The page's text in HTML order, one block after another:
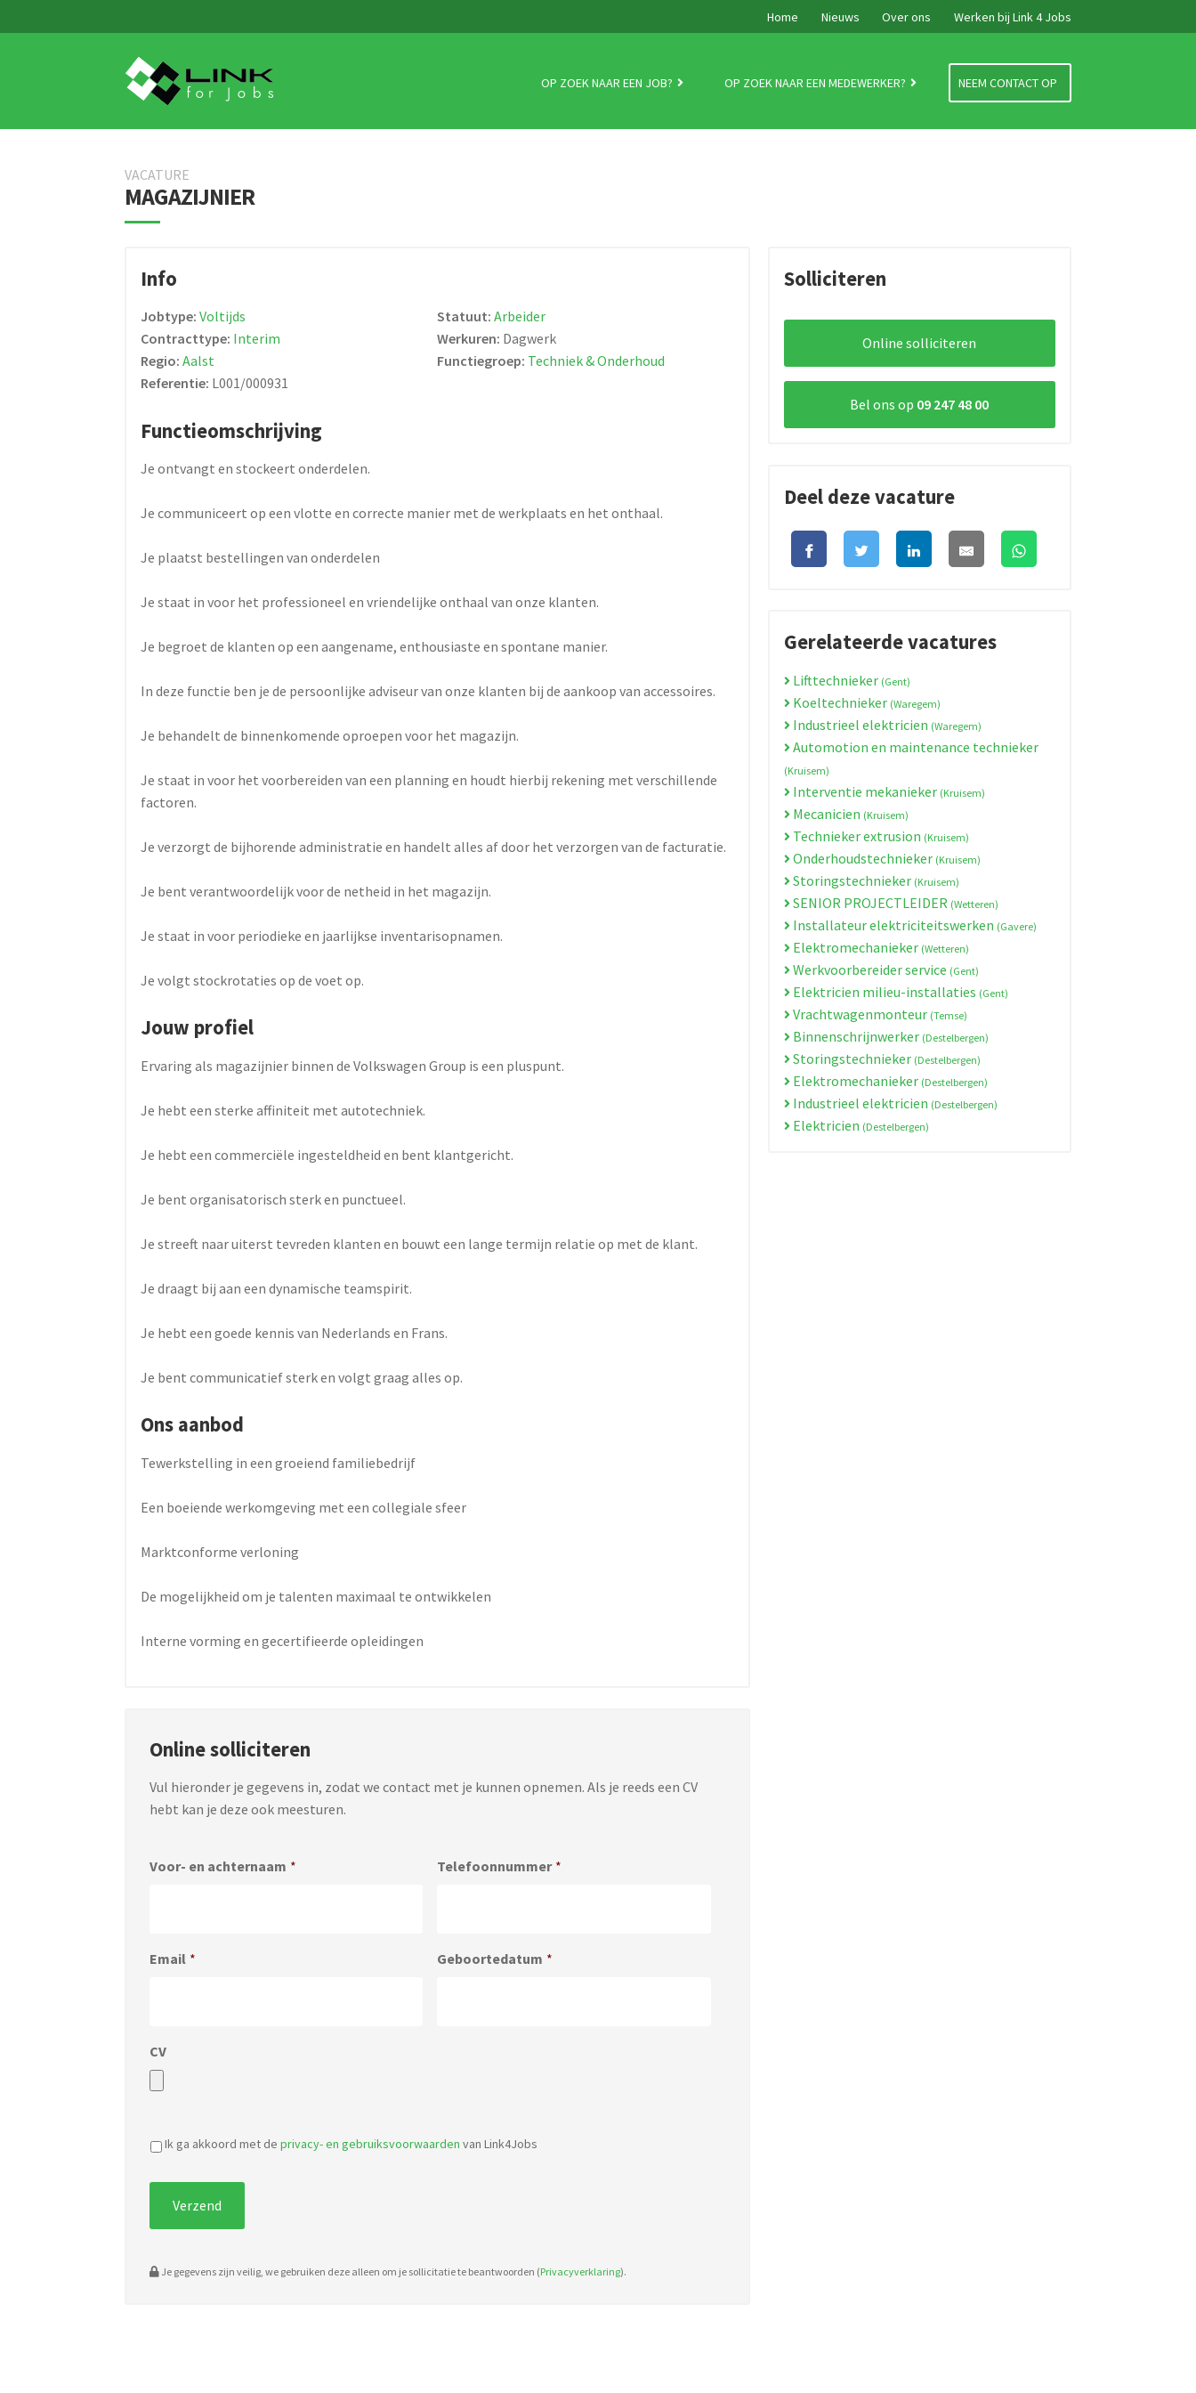
Home Nieuws Over ons Werken bij Link 4 Jobs
to
navigation
to
content
OP ZOEK NAAR EEN JOB? OP ZOEK NAAR EEN MEDEWERKER? NEEM CONTACT OP
VACATURE
MAGAZIJNIER
Info
Jobtype:Voltijds Statuut:Arbeider
Contracttype: Interim Werkuren: Dagwerk
Regio:Aalst Functiegroep: Techniek & Onderhoud
Referentie: L001/000931
Functieomschrijving
Je ontvangt en stockeert onderdelen.
Je communiceert op een vlotte en correcte manier met de werkplaats en het onthaal.
Je plaatst bestellingen van onderdelen
Je staat in voor het professioneel en vriendelijke onthaal van onze klanten.
Je begroet de klanten op een aangename, enthousiaste en spontane manier.
In deze functie ben je de persoonlijke adviseur van onze klanten bij de aankoop van accessoires.
Je behandelt de binnenkomende oproepen voor het magazijn.
Je staat in voor het voorbereiden van een planning en houdt hierbij rekening met verschillende
factoren.
Je verzorgt de bijhorende administratie en handelt alles af door het verzorgen van de facturatie.
Je bent verantwoordelijk voor de netheid in het magazijn.
Je staat in voor periodieke en jaarlijkse inventarisopnamen.
Je volgt stockrotaties op de voet op.
Jouw profiel
Ervaring als magazijnier binnen de Volkswagen Group is een pluspunt.
Je hebt een sterke affiniteit met autotechniek.
Je hebt een commerciële ingesteldheid en bent klantgericht.
Je bent organisatorisch sterk en punctueel.
Je streeft naar uiterst tevreden klanten en bouwt een lange termijn relatie op met de klant.
Je draagt bij aan een dynamische teamspirit.
Je hebt een goede kennis van Nederlands en Frans.
Je bent communicatief sterk en volgt graag alles op.
Ons aanbod
Tewerkstelling in een groeiend familiebedrijf
Een boeiende werkomgeving met een collegiale sfeer
Marktconforme verloning
De mogelijkheid om je talenten maximaal te ontwikkelen
Interne vorming en gecertifieerde opleidingen
Online solliciteren
Vul hieronder je gegevens in, zodat we contact met je kunnen opnemen. Als je reeds een CV
hebt kan je deze ook meesturen.
Voor- en achternaam * Telefoonnummer *
Email * Geboortedatum *
CV
pdf,
Ik ga akkoord met de privacy- en gebruiksvoorwaarden van Link4Jobs
Je gegevens zijn veilig, we gebruiken deze alleen om je sollicitatie te beantwoorden (Privacyverklaring).
Solliciteren
Online solliciteren
Bel ons op 09 247 48 00
Deel deze vacature
Gerelateerde vacatures
Lifttechnieker (Gent)
Koeltechnieker (Waregem)
Industrieel elektricien (Waregem)
Automotion en maintenance technieker
(Kruisem)
Interventie mekanieker (Kruisem)
Mecanicien (Kruisem)
Technieker extrusion (Kruisem)
Onderhoudstechnieker (Kruisem)
Storingstechnieker (Kruisem)
SENIOR PROJECTLEIDER (Wetteren)
Installateur elektriciteitswerken (Gavere)
Elektromechanieker (Wetteren)
Werkvoorbereider service (Gent)
Elektricien milieu-installaties (Gent)
Vrachtwagenmonteur (Temse)
Binnenschrijnwerker (Destelbergen)
Storingstechnieker (Destelbergen)
Elektromechanieker (Destelbergen)
Industrieel elektricien (Destelbergen)
Elektricien (Destelbergen)